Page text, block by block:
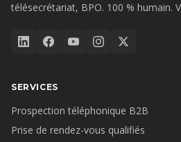
télésecrétariat, BPO. 100 % humain.
SERVICES
Prospection téléphonique B2B
Prise de rendez-vous qualifiés